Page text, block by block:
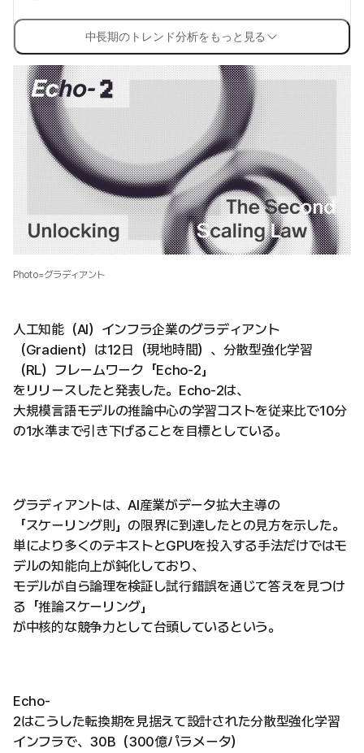
中長期のトレンド分析をもっと見る
Photo=グラディアント
人工知能（AI）インフラ企業のグラディアント
（Gradient）は12日（現地時間）、分散型強化学習
（RL）フレームワーク「Echo-2」
をリリースしたと発表した。Echo-2は、
大規模言語モデルの推論中心の学習コストを従来比で10分
の1水準まで引き下げることを目標としている。
グラディアントは、AI産業がデータ拡大主導の
「スケーリング則」の限界に到達したとの見方を示した。
単により多くのテキストとGPUを投入する手法だけではモ
デルの知能向上が鈍化しており、
モデルが自ら論理を検証し試行錯誤を通じて答えを見つけ
る「推論スケーリング」
が中核的な競争力として台頭しているという。
Echo-
2はこうした転換期を見据えて設計された分散型強化学習
インフラで、30B（300億パラメータ）